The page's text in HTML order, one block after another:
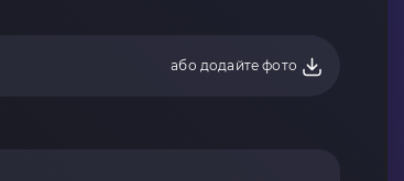
або додайте фото